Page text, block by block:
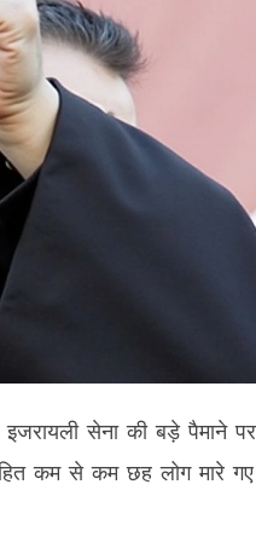
सेना की बड़े पैमाने पर
कम से कम छह लोग मारे